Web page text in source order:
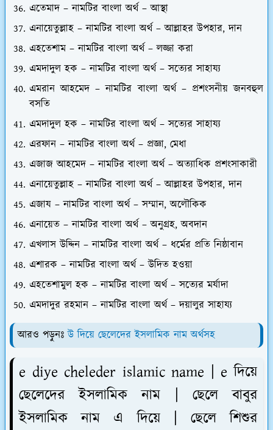
এতেমাদ – নামটির বাংলা অর্থ – আস্থা
এনায়েতুল্লাহ – নামটির বাংলা অর্থ – আল্লাহর উপহার, দান
এহতেশাম – নামটির বাংলা অর্থ – লজ্জা করা
এমদাদুল হক – নামটির বাংলা অর্থ – সত্যের সাহায্য
এমরান আহমেদ – নামটির বাংলা অর্থ – প্রশংসনীয় জনবহুল
বসতি
এমদাদুল হক – নামটির বাংলা অর্থ – সত্যের সাহায্য
এরফান – নামটির বাংলা অর্থ – প্রজ্ঞা, মেধা
এজাজ আহমেদ – নামটির বাংলা অর্থ – অত্যাধিক প্রশংসাকারী
এনায়েতুল্লাহ – নামটির বাংলা অর্থ – আল্লাহর উপহার, দান
এজায – নামটির বাংলা অর্থ – সম্মান, অলৌকিক
এনায়েত – নামটির বাংলা অর্থ – অনুগ্রহ, অবদান
এখলাস উদ্দিন – নামটির বাংলা অর্থ – ধর্মের প্রতি নিষ্ঠাবান
এশারক – নামটির বাংলা অর্থ – উদিত হওয়া
এহতেশামুল হক – নামটির বাংলা অর্থ – সত্যের মর্যাদা
এমদাদুর রহমান – নামটির বাংলা অর্থ – দয়ালুর সাহায্য
আরও পড়ুনঃউ দিয়ে ছেলেদের ইসলামিক নাম অর্থসহ
e diye cheleder islamic name | e দিয়ে
ছেলেদের ইসলামিক নাম | ছেলে বাবুর
ইসলামিক নাম এ দিয়ে | ছেলে শিশুর